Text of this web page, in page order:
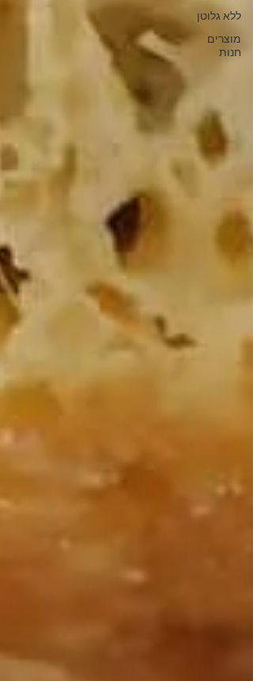
ללא גלוטן
מוצרים
חנות